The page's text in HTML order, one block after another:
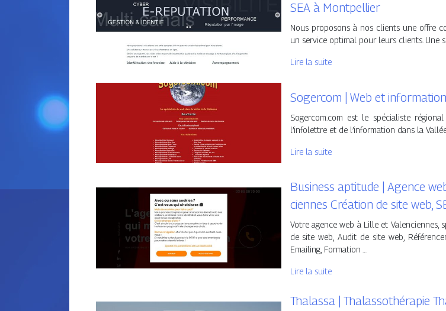
SEA à Montpellier
Nous proposons à nos clients une offre
un service optimal pour leurs clients. Une
Lire la suite
Sogercom | Web et information
Sogercom.com est le spécialiste
l’infolettre et de l’information dans la
Lire la suite
Business aptitude | Agence
cien­nes Création de site web,
Votre agence web à Lille et Valenciennes,
de site web, Audit de site web,
Emailing, Formation …
Lire la suite
Thalassa | Thalas­sothéra­pie